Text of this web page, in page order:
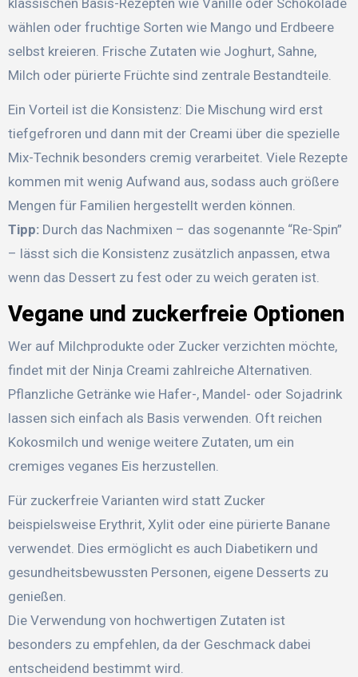
klassischen Basis-Rezepten wie Vanille oder Schokolade
wählen oder fruchtige Sorten wie Mango und Erdbeere
selbst kreieren. Frische Zutaten wie Joghurt, Sahne,
Milch oder pürierte Früchte sind zentrale Bestandteile.
Ein Vorteil ist die Konsistenz: Die Mischung wird erst
tiefgefroren und dann mit der Creami über die spezielle
Mix-Technik besonders cremig verarbeitet. Viele Rezepte
kommen mit wenig Aufwand aus, sodass auch größere
Mengen für Familien hergestellt werden können.
Tipp:Durch das Nachmixen – das sogenannte “Re-Spin”
– lässt sich die Konsistenz zusätzlich anpassen, etwa
wenn das Dessert zu fest oder zu weich geraten ist.
Vegane und zuckerfreie Optionen
Wer auf Milchprodukte oder Zucker verzichten möchte,
findet mit der Ninja Creami zahlreiche Alternativen.
Pflanzliche Getränke wie Hafer-, Mandel- oder Sojadrink
lassen sich einfach als Basis verwenden. Oft reichen
Kokosmilch und wenige weitere Zutaten, um ein
cremiges veganes Eis herzustellen.
Für zuckerfreie Varianten wird statt Zucker
beispielsweise Erythrit, Xylit oder eine pürierte Banane
verwendet. Dies ermöglicht es auch Diabetikern und
gesundheitsbewussten Personen, eigene Desserts zu
genießen.
Die Verwendung von hochwertigen Zutaten ist
besonders zu empfehlen, da der Geschmack dabei
entscheidend bestimmt wird.